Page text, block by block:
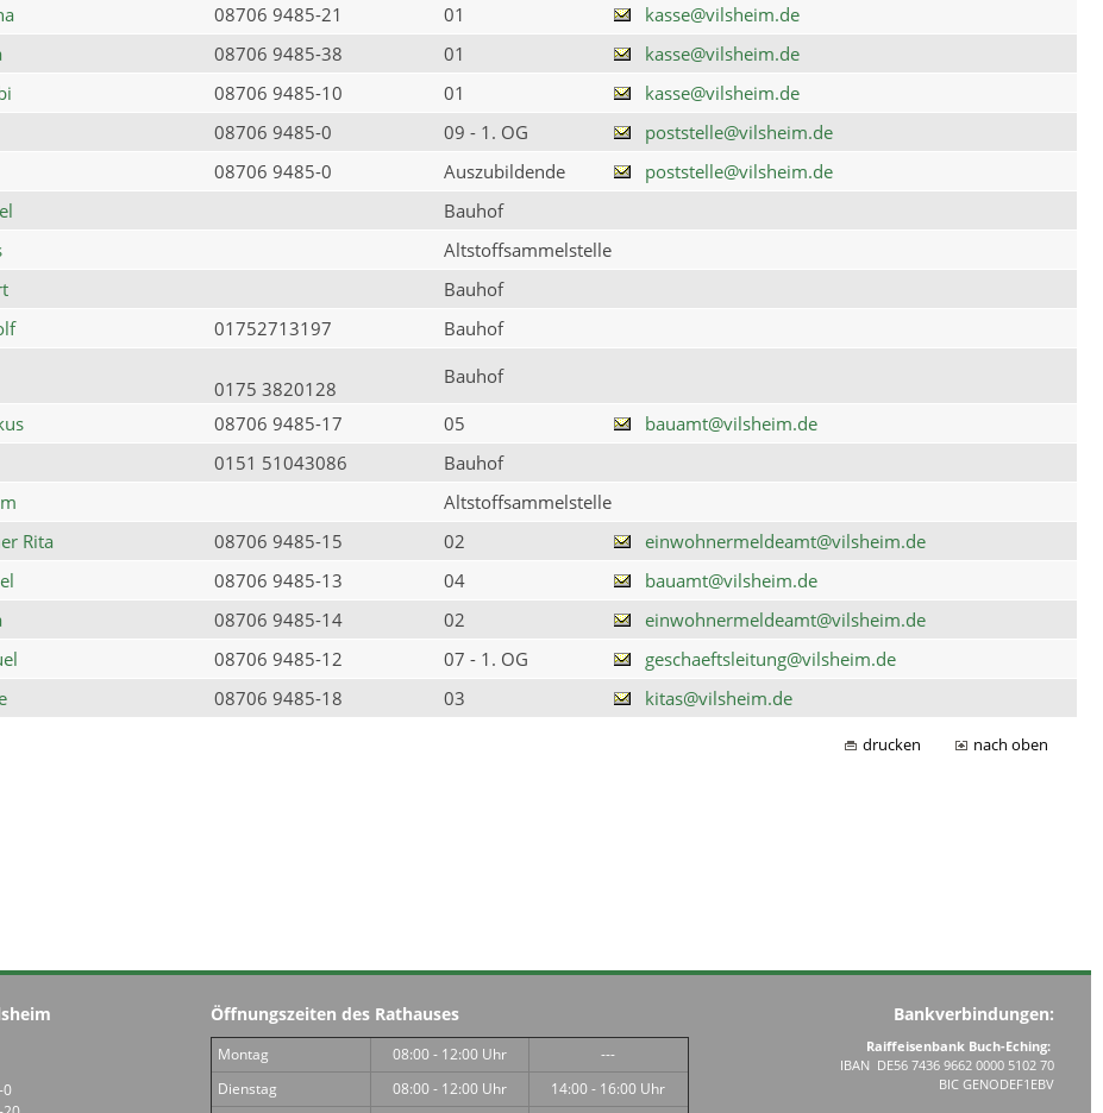
08706 9485-21 01
kasse@vilsheim.de
08706 9485-38 01
kasse@vilsheim.de
08706 9485-10 01
kasse@vilsheim.de
08706 9485-0 09 - 1. OG
poststelle@vilsheim.de
08706 9485-0 Auszubildende
poststelle@vilsheim.de
Bauhof
Altstoffsammelstelle
Bauhof
01752713197
Bauhof
0175 3820128
Bauhof
08706 9485-17 05
bauamt@vilsheim.de
0151 51043086
Bauhof
Altstoffsammelstelle
Rita
08706 9485-15 02
einwohnermeldeamt@vilsheim.de
08706 9485-13 04
bauamt@vilsheim.de
08706 9485-14 02
einwohnermeldeamt@vilsheim.de
08706 9485-12 07 - 1. OG
geschaeftsleitung@vilsheim.de
08706 9485-18 03 kitas@vilsheim.de
drucken nach oben
0
Öffnungszeiten des Rathauses
Montag 08:00 - 12:00 Uhr
---
Dienstag
08:00 - 12:00 Uhr
14:00 - 16:00 Uhr
Bankverbindungen:
Raiffeisenbank Buch-Eching:
IBAN DE56 7436 9662 0000 5102 70
BIC GENODEF1EBV